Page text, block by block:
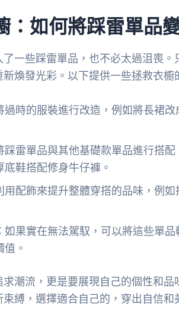
：如何將踩雷單品
一些踩雷單品，也不必太過沮喪
煥發光彩。以下提供一些拯救衣櫥
過時的服裝進行改造，例如將長裙
踩雷單品與其他基礎款單品進行搭
底鞋搭配修身牛仔褲。
用配飾來提升整體穿搭的品味，例
如果實在無法駕馭，可以將這些單
。
潮流，更是要展現自己的個性和
縛，選擇適合自己的，穿出自信和